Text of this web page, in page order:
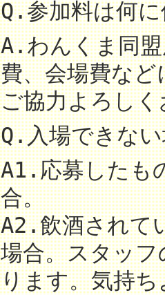
Q.参加料は何
A.わんくま同
費、会場費な
ご協力よろし
Q.入場できな
A1.応募したも
合。
A2.飲酒されて
場合。スタッ
ります。気持